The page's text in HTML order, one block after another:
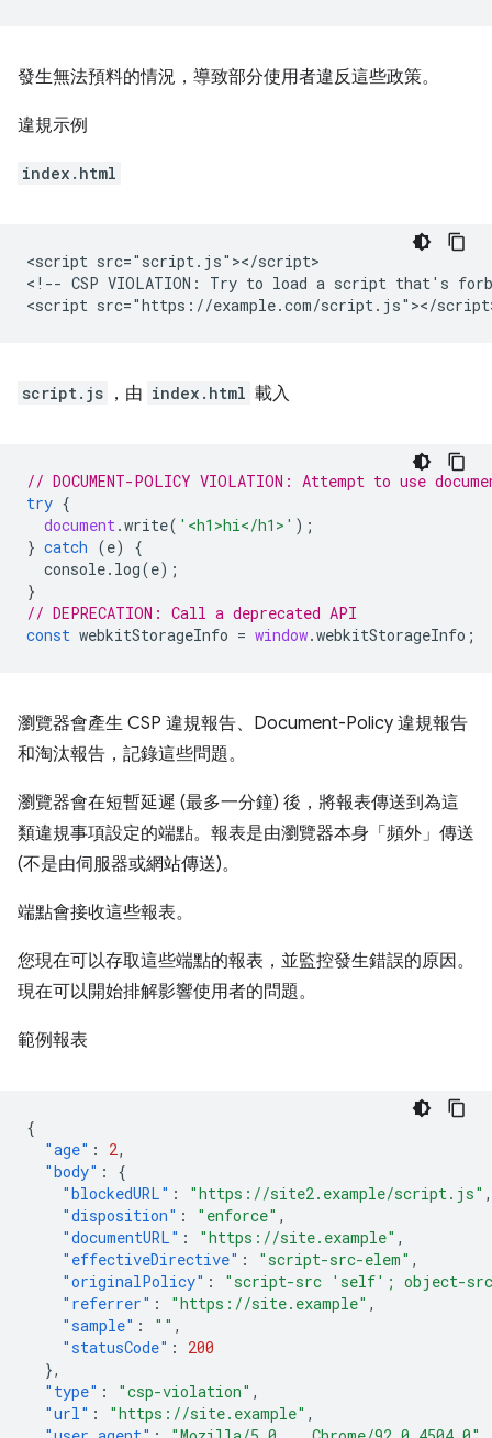
發生無法預料的情況，導致部分使用者違反這些政策。
違規示例
index.html
<script src="script.js"></script>
<!-- CSP VIOLATION: Try to load a script that's
script.js ，由 index.html 載入
// DOCUMENT-POLICY VIOLATION: Attempt to use
try {
document .write( '<h1>hi</h1>' );
} catch (e)
{
console. log(e);
}
// DEPRECATION: Call a deprecated API
const webkitStorageInfo = window.webkitStorageInfo ;
瀏覽器會產生 CSP 違規報告、Document-Policy 違規報告
和淘汰報告，記錄這些問題。
瀏覽器會在短暫延遲 (最多一分鐘) 後，將報表傳送到為這
類違規事項設定的端點。報表是由瀏覽器本身「頻外」 傳送
(不是由伺服器或網站傳送)。
端點會接收這些報表。
您現在可以存取這些端點的報表，並監控發生錯誤的原因。
現在可以開始排解影響使用者的問題。
範例報表
{
"age" : 2,
"body" :
{
"blockedURL" : "https://site2.example/script.js" ,
"disposition" : "enforce" ,
"documentURL" : "https://site.example" ,
"effectiveDirective" : "script-src-elem" ,
"originalPolicy" :
"script-src 'self'; object-src
"referrer" : "https://site.example" ,
"sample" : "" ,
"statusCode" :
200
},
"type" : "csp-violation" ,
"url" : "https://site.example" ,